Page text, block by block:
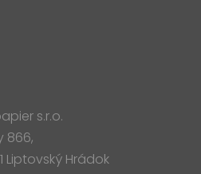
s.r.o.
866,
Liptovský Hrádok